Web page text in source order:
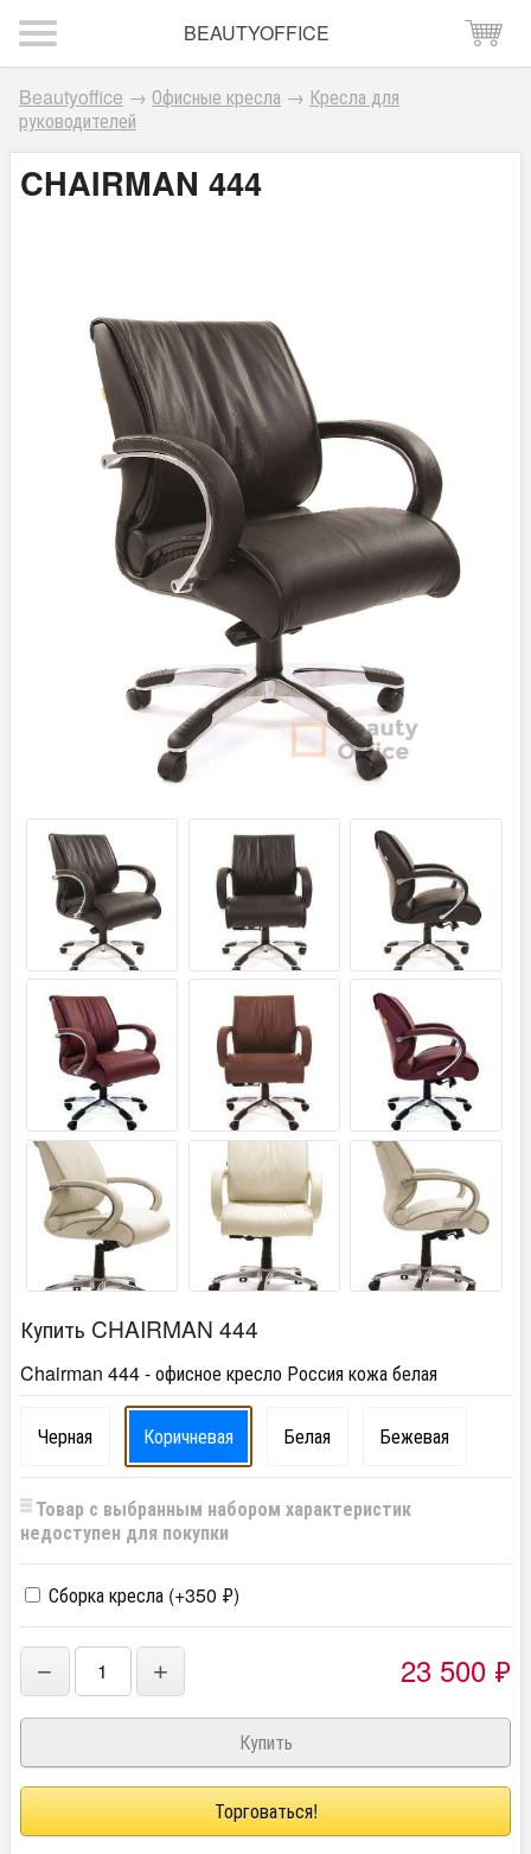
BEAUTYOFFICE
Beautyoffice → Офисные кресла → Кресла для
руководителей
CHAIRMAN 444
Купить CHAIRMAN 444
Chairman 444 - офисное кресло Россия кожа белая
Черная Коричневая Белая Бежевая
Товар с выбранным набором характеристик
недоступен для покупки
Сборка кресла (+350 ₽)
− + 23 500 ₽
Торговаться!